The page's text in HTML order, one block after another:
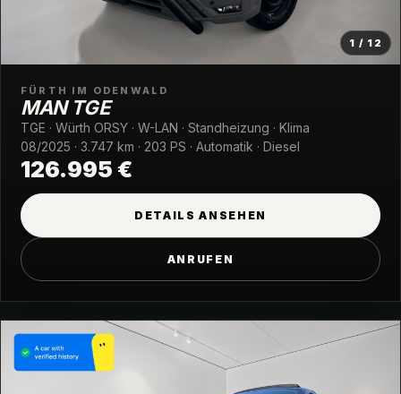
1 / 12
FÜRTH IM ODENWALD
MAN TGE
TGE · Würth ORSY · W-LAN · Standheizung · Klima
08/2025 · 3.747 km · 203 PS · Automatik · Diesel
126.995 €
DETAILS ANSEHEN
ANRUFEN